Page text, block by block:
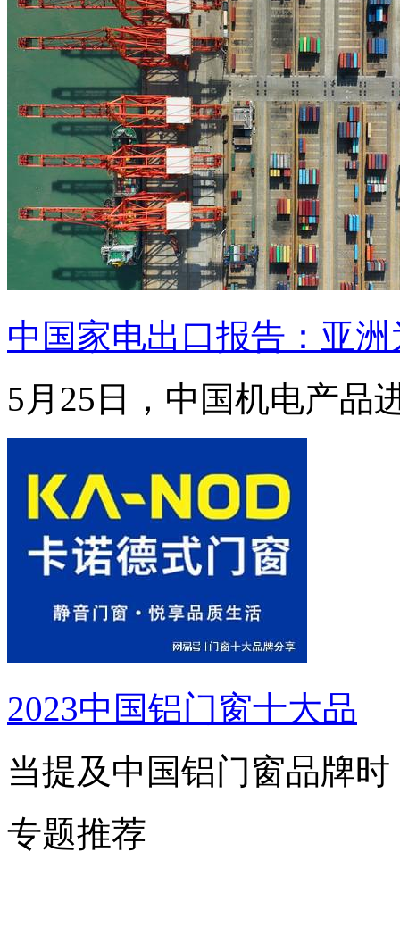
中国家电出口报告：亚洲
5月25日，中国机电产品
2023中国铝门窗十大品
当提及中国铝门窗品牌
专题推荐